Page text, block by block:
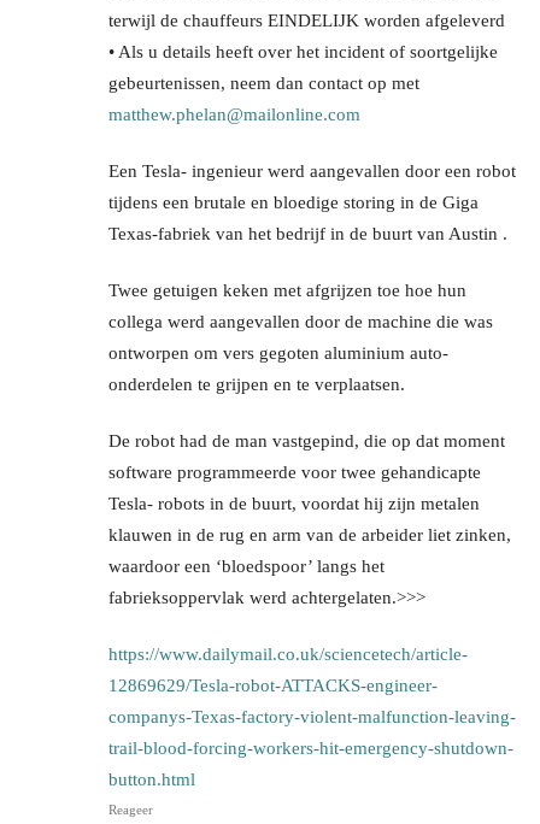
terwijl de chauffeurs EINDELIJK worden afgeleverd
• Als u details heeft over het incident of soortgelijke
gebeurtenissen, neem dan contact op met
matthew.phelan@mailonline.com
Een Tesla- ingenieur werd aangevallen door een robot
tijdens een brutale en bloedige storing in de Giga
Texas-fabriek van het bedrijf in de buurt van Austin .
Twee getuigen keken met afgrijzen toe hoe hun
collega werd aangevallen door de machine die was
ontworpen om vers gegoten aluminium auto-
onderdelen te grijpen en te verplaatsen.
De robot had de man vastgepind, die op dat moment
software programmeerde voor twee gehandicapte
Tesla- robots in de buurt, voordat hij zijn metalen
klauwen in de rug en arm van de arbeider liet zinken,
waardoor een ‘bloedspoor’ langs het
fabrieksoppervlak werd achtergelaten.>>>
https://www.dailymail.co.uk/sciencetech/article-
12869629/Tesla-robot-ATTACKS-engineer-
companys-Texas-factory-violent-malfunction-leaving-
trail-blood-forcing-workers-hit-emergency-shutdown-
button.html
Reageer